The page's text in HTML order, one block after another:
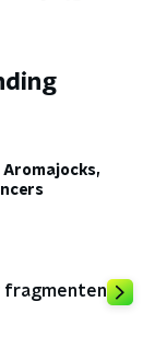
Aromajocks,
fragmenten